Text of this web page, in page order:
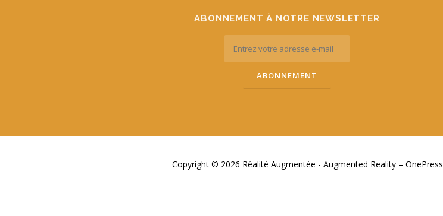
ABONNEMENT À NOTRE NEWSLETTER
Copyright © 2026 Réalité Augmentée - Augmented Reality – OnePress